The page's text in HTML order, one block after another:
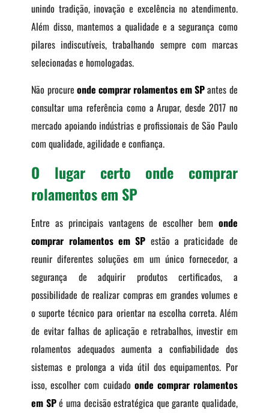
unindo tradição, inovação e excelência no atendimento.
Além disso, mantemos a qualidade e a segurança como
pilares indiscutíveis, trabalhando sempre com marcas
selecionadas e homologadas.
Não procure onde comprar rolamentos em SPantes de
consultar uma referência como a Arupar, desde 2017 no
mercado apoiando indústrias e profissionais de São Paulo
com qualidade, agilidade e confiança.
O lugar certo onde comprar
rolamentos em SP
Entre as principais vantagens de escolher bem onde
comprar rolamentos em SP estão a praticidade de
reunir diferentes soluções em um único fornecedor, a
segurança de adquirir produtos certificados, a
possibilidade de realizar compras em grandes volumes e
o suporte técnico para orientar na escolha correta. Além
de evitar falhas de aplicação e retrabalhos, investir em
rolamentos adequados aumenta a confiabilidade dos
sistemas e prolonga a vida útil dos equipamentos. Por
isso, escolher com cuidado onde comprar rolamentos
em SPé uma decisão estratégica que garante qualidade,